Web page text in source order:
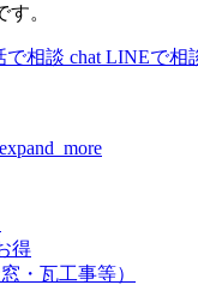
。
で相談 chat LINEで相
expand_more
得
・瓦工事等）